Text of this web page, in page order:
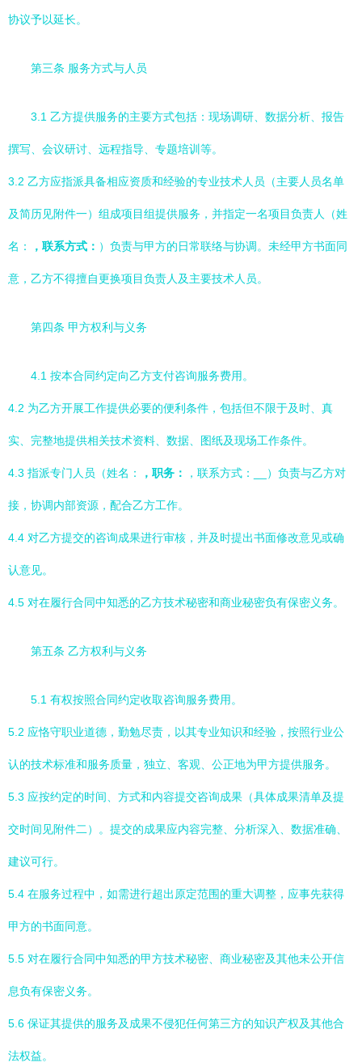
协议予以延长。
第三条 服务方式与人员
3.1 乙方提供服务的主要方式包括：现场调研、数据分析、报告
撰写、会议研讨、远程指导、专题培训等。
3.2 乙方应指派具备相应资质和经验的专业技术人员（主要人员名单
及简历见附件一）组成项目组提供服务，并指定一名项目负责人（姓
名： ，联系方式： ）负责与甲方的日常联络与协调。未经甲方书面同
意，乙方不得擅自更换项目负责人及主要技术人员。
第四条 甲方权利与义务
4.1 按本合同约定向乙方支付咨询服务费用。
4.2 为乙方开展工作提供必要的便利条件，包括但不限于及时、真
实、完整地提供相关技术资料、数据、图纸及现场工作条件。
4.3 指派专门人员（姓名： ，职务： ，联系方式： __）负责与乙方对
接，协调内部资源，配合乙方工作。
4.4 对乙方提交的咨询成果进行审核，并及时提出书面修改意见或确
认意见。
4.5 对在履行合同中知悉的乙方技术秘密和商业秘密负有保密义务。
第五条 乙方权利与义务
5.1 有权按照合同约定收取咨询服务费用。
5.2 应恪守职业道德，勤勉尽责，以其专业知识和经验，按照行业公
认的技术标准和服务质量，独立、客观、公正地为甲方提供服务。
5.3 应按约定的时间、方式和内容提交咨询成果（具体成果清单及提
交时间见附件二）。提交的成果应内容完整、分析深入、数据准确、
建议可行。
5.4 在服务过程中，如需进行超出原定范围的重大调整，应事先获得
甲方的书面同意。
5.5 对在履行合同中知悉的甲方技术秘密、商业秘密及其他未公开信
息负有保密义务。
5.6 保证其提供的服务及成果不侵犯任何第三方的知识产权及其他合
法权益。